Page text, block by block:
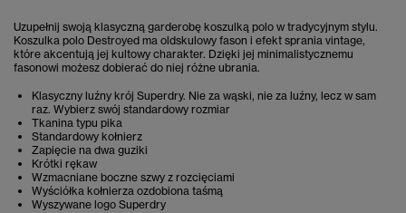
Uzupełnij swoją klasyczną garderobę koszulką polo w tradycyjnym stylu.
Koszulka polo Destroyed ma oldskulowy fason i efekt sprania vintage,
które akcentują jej kultowy charakter. Dzięki jej minimalistycznemu
fasonowi możesz dobierać do niej różne ubrania.
Klasyczny luźny krój Superdry. Nie za wąski, nie za luźny, lecz w sam
raz. Wybierz swój standardowy rozmiar
Tkanina typu pika
Standardowy kołnierz
Zapięcie na dwa guziki
Krótki rękaw
Wzmacniane boczne szwy z rozcięciami
Wyściółka kołnierza ozdobiona taśmą
Wyszywane logo Superdry